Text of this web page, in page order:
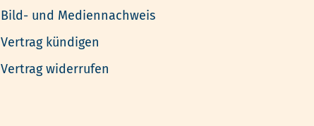
Bild- und Mediennachweis
Vertrag kündigen
Vertrag widerrufen